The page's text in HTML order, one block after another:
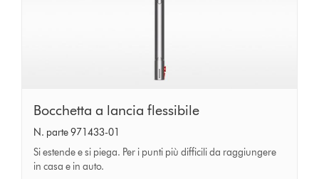
Bocchetta
a
lancia
flessibile
Bocchetta a lancia flessibile
N. parte 971433-01
Si estende e si piega. Per i punti più difficili da raggiungere
in casa e in auto.